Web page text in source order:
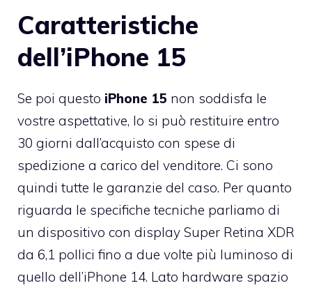
Caratteristiche
dell’iPhone 15
Se poi questo iPhone 15 non soddisfa le
vostre aspettative, lo si può restituire entro
30 giorni dall’acquisto con spese di
spedizione a carico del venditore. Ci sono
quindi tutte le garanzie del caso. Per quanto
riguarda le specifiche tecniche parliamo di
un dispositivo con display Super Retina XDR
da 6,1 pollici fino a due volte più luminoso di
quello dell’iPhone 14. Lato hardware spazio